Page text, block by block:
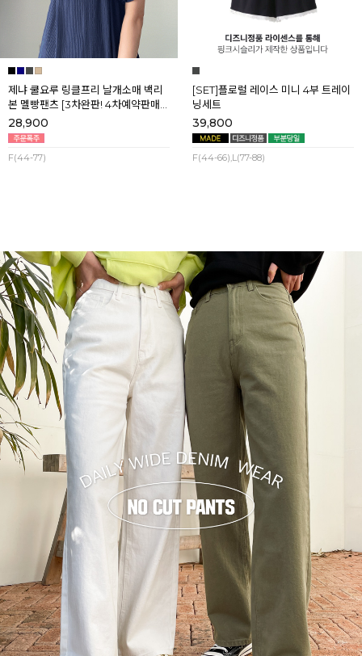
제냐 쿨요루 링클프리 날개소매 백리
본 멜빵팬츠 [3차완판! 4차예약판매]
[네이비] 8월셋째주 순차배송
28,900
F(44-77)
[SET]플로럴 레이스 미니 4부 트레이
닝세트
39,800
F(44-66),L(77-88)